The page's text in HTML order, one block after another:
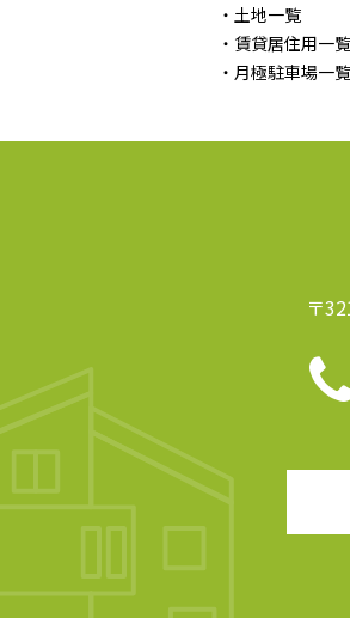
・土地一覧
・賃貸居住用一覧
・月極駐車場一覧
〒